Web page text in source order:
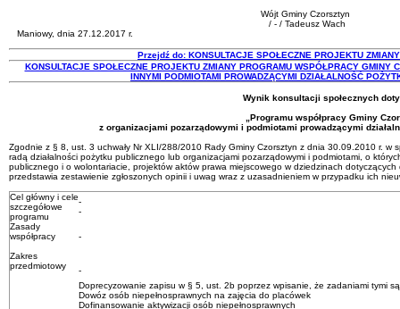
Wójt Gminy Czorsztyn
/ - / Tadeusz Wach
Maniowy, dnia 27.12.2017 r.
Przejdź do: KONSULTACJE SPOŁECZNE PROJEKTU
KONSULTACJE SPOŁECZNE PROJEKTU ZMIANY PROGRAMU WSPÓŁPRACY GMINY
INNYMI PODMIOTAMI PROWADZĄCYMI DZIAŁALNOŚĆ
Wynik konsultacji społecznych
„Programu współpracy Gminy
z organizacjami pozarządowymi i podmiotami prowadzącymi
Zgodnie z § 8, ust. 3 uchwały Nr XLI/288/2010 Rady Gminy Czorsztyn z dnia 30.09.2010 r. w
radą działalności pożytku publicznego lub organizacjami pozarządowymi i podmiotami, o
publicznego i o wolontariacie, projektów aktów prawa miejscowego w dziedzinach
przedstawia zestawienie zgłoszonych opinii i uwag wraz z uzasadnieniem w przypadku ich
Cel główny i cele
szczegółowe
programu
-
-
Zasady
współpracy
-
Zakres
przedmiotowy
-
Doprecyzowanie zapisu w § 5, ust. 2b poprzez wpisanie, że zadaniami tymi
Dowóz osób niepełnosprawnych na zajęcia do placówek
Dofinansowanie aktywizacji osób niepełnosprawnych